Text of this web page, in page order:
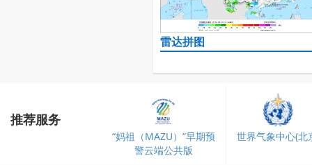
雷达拼图
推荐服务
“妈祖（MAZU）”早期预
警云端公共版
世界气象中心(北